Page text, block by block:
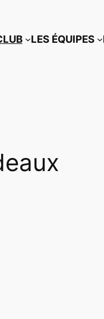
LES ÉQUIPES